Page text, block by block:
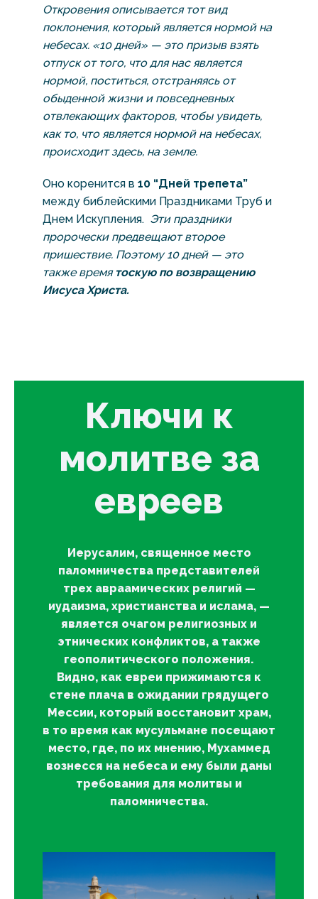
Откровения описывается тот вид
поклонения, который является нормой на
небесах. «10 дней» — это призыв взять
отпуск от того, что для нас является
нормой, поститься, отстраняясь от
обыденной жизни и повседневных
отвлекающих факторов, чтобы увидеть,
как то, что является нормой на небесах,
происходит здесь, на земле.
Оно коренится в 10 “Дней трепета”
между библейскими Праздниками Труб и
Днем Искупления. Эти праздники
пророчески предвещают второе
пришествие. Поэтому 10 дней — это
также время тоскую по возвращению
Иисуса Христа.
Ключи к
молитве за
евреев
Иерусалим, священное место
паломничества представителей
трех авраамических религий —
иудаизма, христианства и ислама, —
является очагом религиозных и
этнических конфликтов, а также
геополитического положения.
Видно, как евреи прижимаются к
стене плача в ожидании грядущего
Мессии, который восстановит храм,
в то время как мусульмане посещают
место, где, по их мнению, Мухаммед
вознесся на небеса и ему были даны
требования для молитвы и
паломничества.